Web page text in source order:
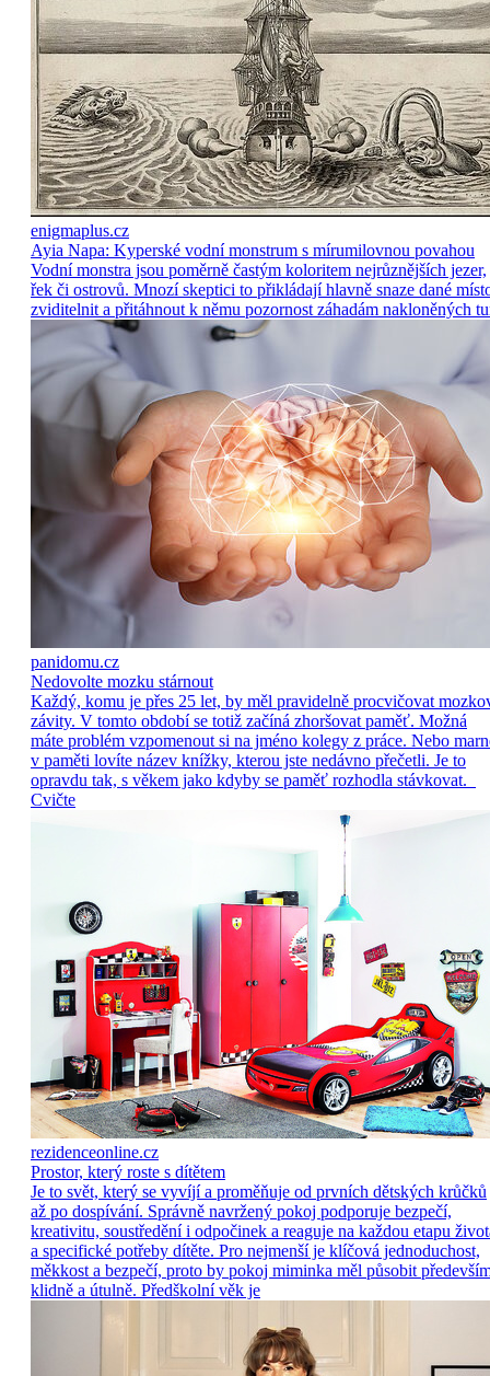
enigmaplus.cz
Ayia Napa: Kyperské vodní monstrum s mírumilovnou povahou
Vodní monstra jsou poměrně častým koloritem nejrůznějších jezer,
řek či ostrovů. Mnozí skeptici to přikládají hlavně snaze dané
zviditelnit a přitáhnout k němu pozornost záhadám nakloněných
panidomu.cz
Nedovolte mozku stárnout
Každý, komu je přes 25 let, by měl pravidelně procvičovat
závity. V tomto období se totiž začíná zhoršovat paměť. Možná
máte problém vzpomenout si na jméno kolegy z práce. Nebo
v paměti lovíte název knížky, kterou jste nedávno přečetli. Je to
opravdu tak, s věkem jako kdyby se paměť rozhodla stávkovat.
Cvičte
rezidenceonline.cz
Prostor, který roste s dítětem
Je to svět, který se vyvíjí a proměňuje od prvních dětských krůčků
až po dospívání. Správně navržený pokoj podporuje bezpečí,
kreativitu, soustředění i odpočinek a reaguje na každou etapu
a specifické potřeby dítěte. Pro nejmenší je klíčová jednoduchost,
měkkost a bezpečí, proto by pokoj miminka měl působit
klidně a útulně. Předškolní věk je